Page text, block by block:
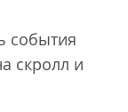
события
скролл и